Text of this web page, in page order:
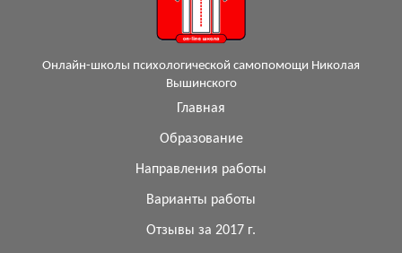
Онлайн-школы психологической самопомощи Николая
Вышинского
Главная
Образование
Направления работы
Варианты работы
Отзывы за 2017 г.